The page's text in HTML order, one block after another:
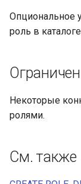
Опциональное
роль в
Некоторые
ролями.
См. также